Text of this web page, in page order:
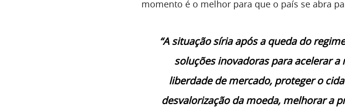
momento é o melhor para que o país se abra
“A situação síria após a queda do
soluções inovadoras para acelerar
liberdade de mercado, proteger o
desvalorização da moeda, melhorar a